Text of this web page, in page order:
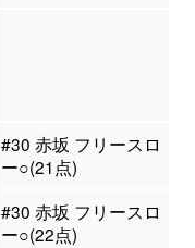
#30 赤坂 フリースロ
ー○(21点)
#30 赤坂 フリースロ
ー○(22点)